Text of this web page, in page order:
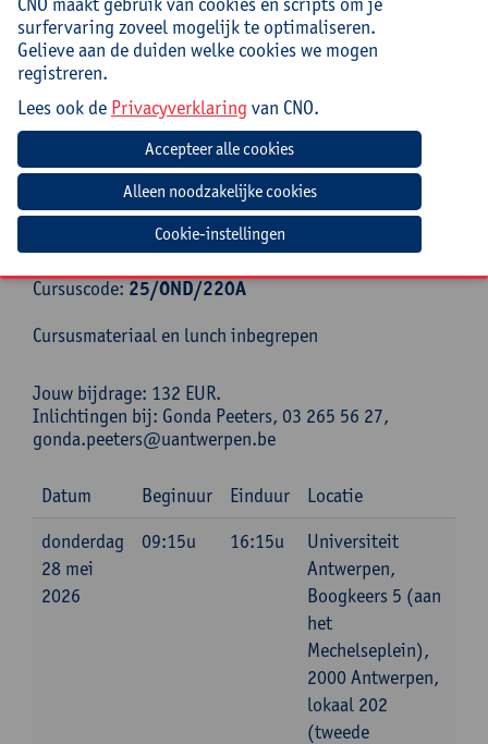
Griet Peeraer behaalde diploma’s in antropologie en
cultuurwetenschappen. Zij is doctor in de medische
wetenschappen en professor aan de Antwerp
Management School. Haar expertise ligt op vlak van
teams, leiderschap, organisatiecultuur en
genderdiversiteit in organisaties. Daarnaast is Griet
coach en organisatiebegeleider. Vooral wanneer het
moeilijk loopt tussen mensen.
Cursuscode: 25/OND/220A
Cursusmateriaal en lunch inbegrepen
Jouw bijdrage: 132 EUR.
Inlichtingen bij: Gonda Peeters, 03 265 56 27,
gonda.peeters@uantwerpen.be
Datum Beginuur Einduur
Locatie
donderdag
28 mei
2026
09:15u 16:15u
Universiteit
Antwerpen,
Boogkeers 5 (aan
het
Mechelseplein),
2000 Antwerpen,
lokaal 202
(tweede
surfervaring zoveel mogelijk te optimaliseren.
Gelieve aan de duiden welke cookies we mogen
registreren.
Lees ook de Privacyverklaring van CNO.
Cookie-instellingen